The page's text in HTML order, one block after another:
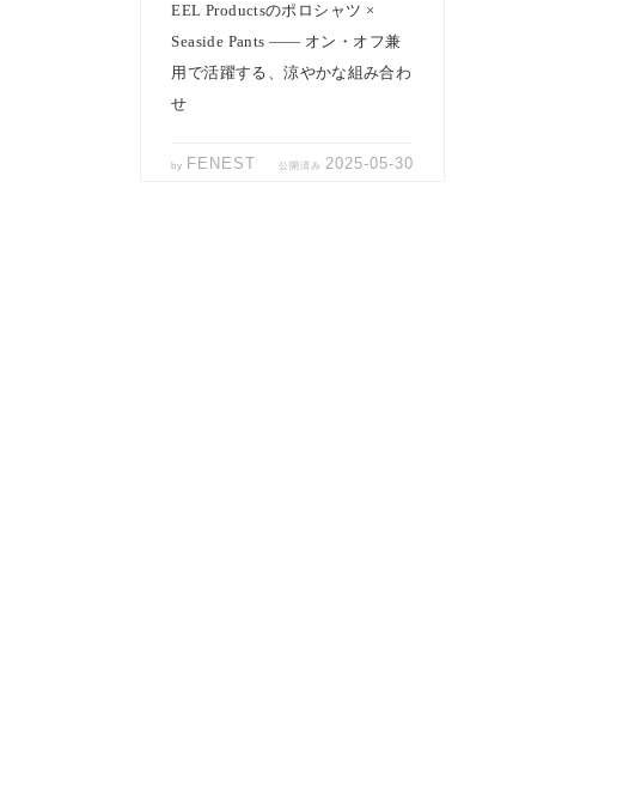
EEL Productsのポロシャツ ×
Seaside Pants —— オン・オフ兼
用で活躍する、涼やかな組み合わ
せ
by FENEST 公開済み 2025-05-30